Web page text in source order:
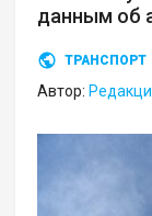
данным об
ТРАНСПОРТ
Автор: